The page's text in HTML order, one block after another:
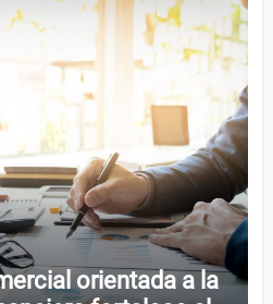
orientada a la